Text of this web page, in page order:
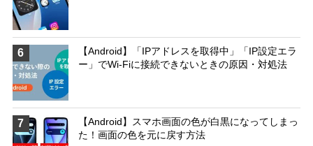
6
【Android】「IPアドレスを取得中」「IP設定エラ
ー」でWi-Fiに接続できないときの原因・対処法
7
【Android】スマホ画面の色が白黒になってしまっ
た！画面の色を元に戻す方法